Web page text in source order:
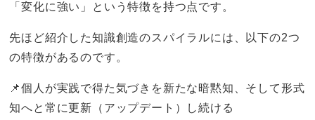
「変化に強い」という特徴を持つ点です。
先ほど紹介した知識創造のスパイラルには、以下の2つ
の特徴があるのです。
📌個人が実践で得た気づきを新たな暗黙知、そして形式
知へと常に更新（アップデート）し続ける